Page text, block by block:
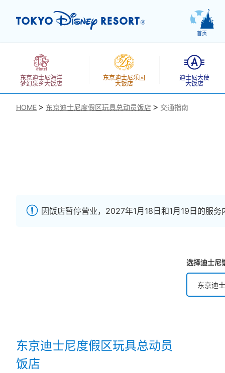
首页
东京迪士尼海洋
梦幻泉乡大饭店
东京迪士尼乐园
大饭店
迪士尼大使
大饭店
HOME 东京迪士尼度假区玩具总动员饭店 交通指南
因饭店暂停营业，2027年1月18日和1月19日的服
选择迪士尼
东京迪
东京迪士尼度假区玩具总动员
饭店